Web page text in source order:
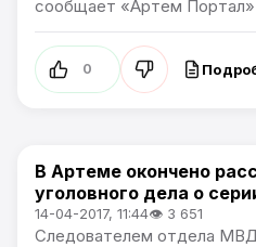
сообщает «Артем Портал»
0
Происшествия
В Артеме окончено
уголовного дела о
14-04-2017, 11:44👁 3 651
Следователем отдела